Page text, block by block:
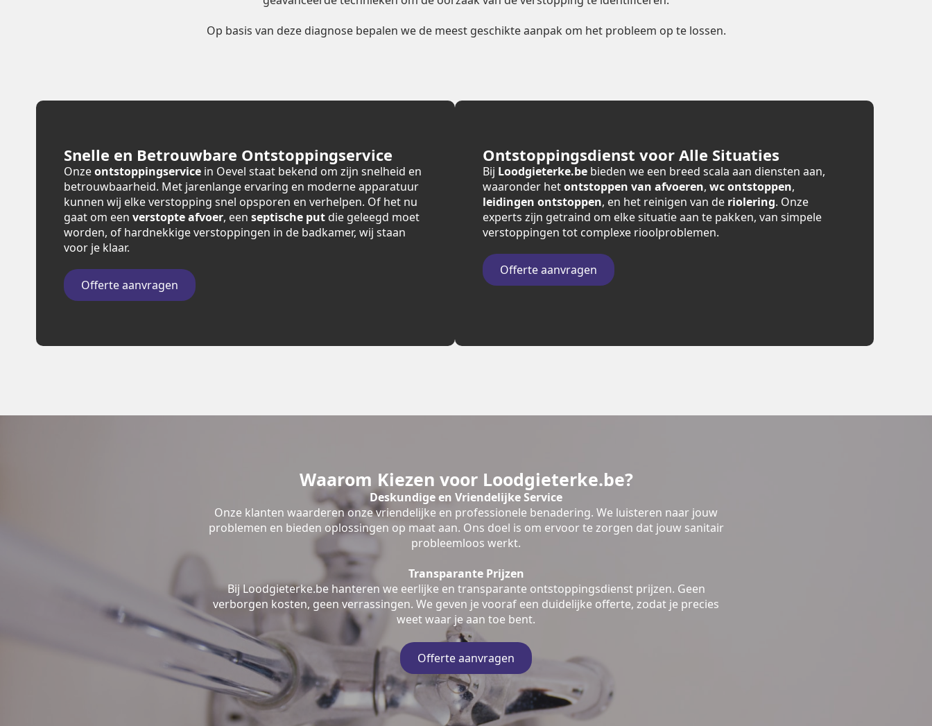
Op basis van deze diagnose bepalen we de meest geschikte aanpak om het probleem op te lossen.
Snelle en Betrouwbare Ontstoppingservice
Onzeontstoppingservice in Oevel staat bekend om zijn snelheid en
betrouwbaarheid. Met jarenlange ervaring en moderne apparatuur
kunnen wij elke verstopping snel opsporen en verhelpen. Of het nu
gaat om een verstopte afvoer, een septische put die geleegd moet
worden, of hardnekkige verstoppingen in de badkamer, wij staan
voor je klaar.
Offerte aanvragen
Ontstoppingsdienst voor Alle Situaties
Bij Loodgieterke.be bieden we een breed scala aan diensten aan,
waaronder hetontstoppen van afvoeren, wc ontstoppen,
leidingen ontstoppen, en het reinigen van de riolering. Onze
experts zijn getraind om elke situatie aan te pakken, van simpele
verstoppingen tot complexe rioolproblemen.
Offerte aanvragen
Waarom Kiezen voor Loodgieterke.be?
Deskundige en Vriendelijke Service
Onze klanten waarderen onze vriendelijke en professionele benadering. We luisteren naar jouw
problemen en bieden oplossingen op maat aan. Ons doel is om ervoor te zorgen dat jouw sanitair
probleemloos werkt.
Transparante Prijzen
Bij Loodgieterke.be hanteren we eerlijke en transparante ontstoppingsdienst prijzen. Geen
verborgen kosten, geen verrassingen. We geven je vooraf een duidelijke offerte, zodat je precies
weet waar je aan toe bent.
Offerte aanvragen